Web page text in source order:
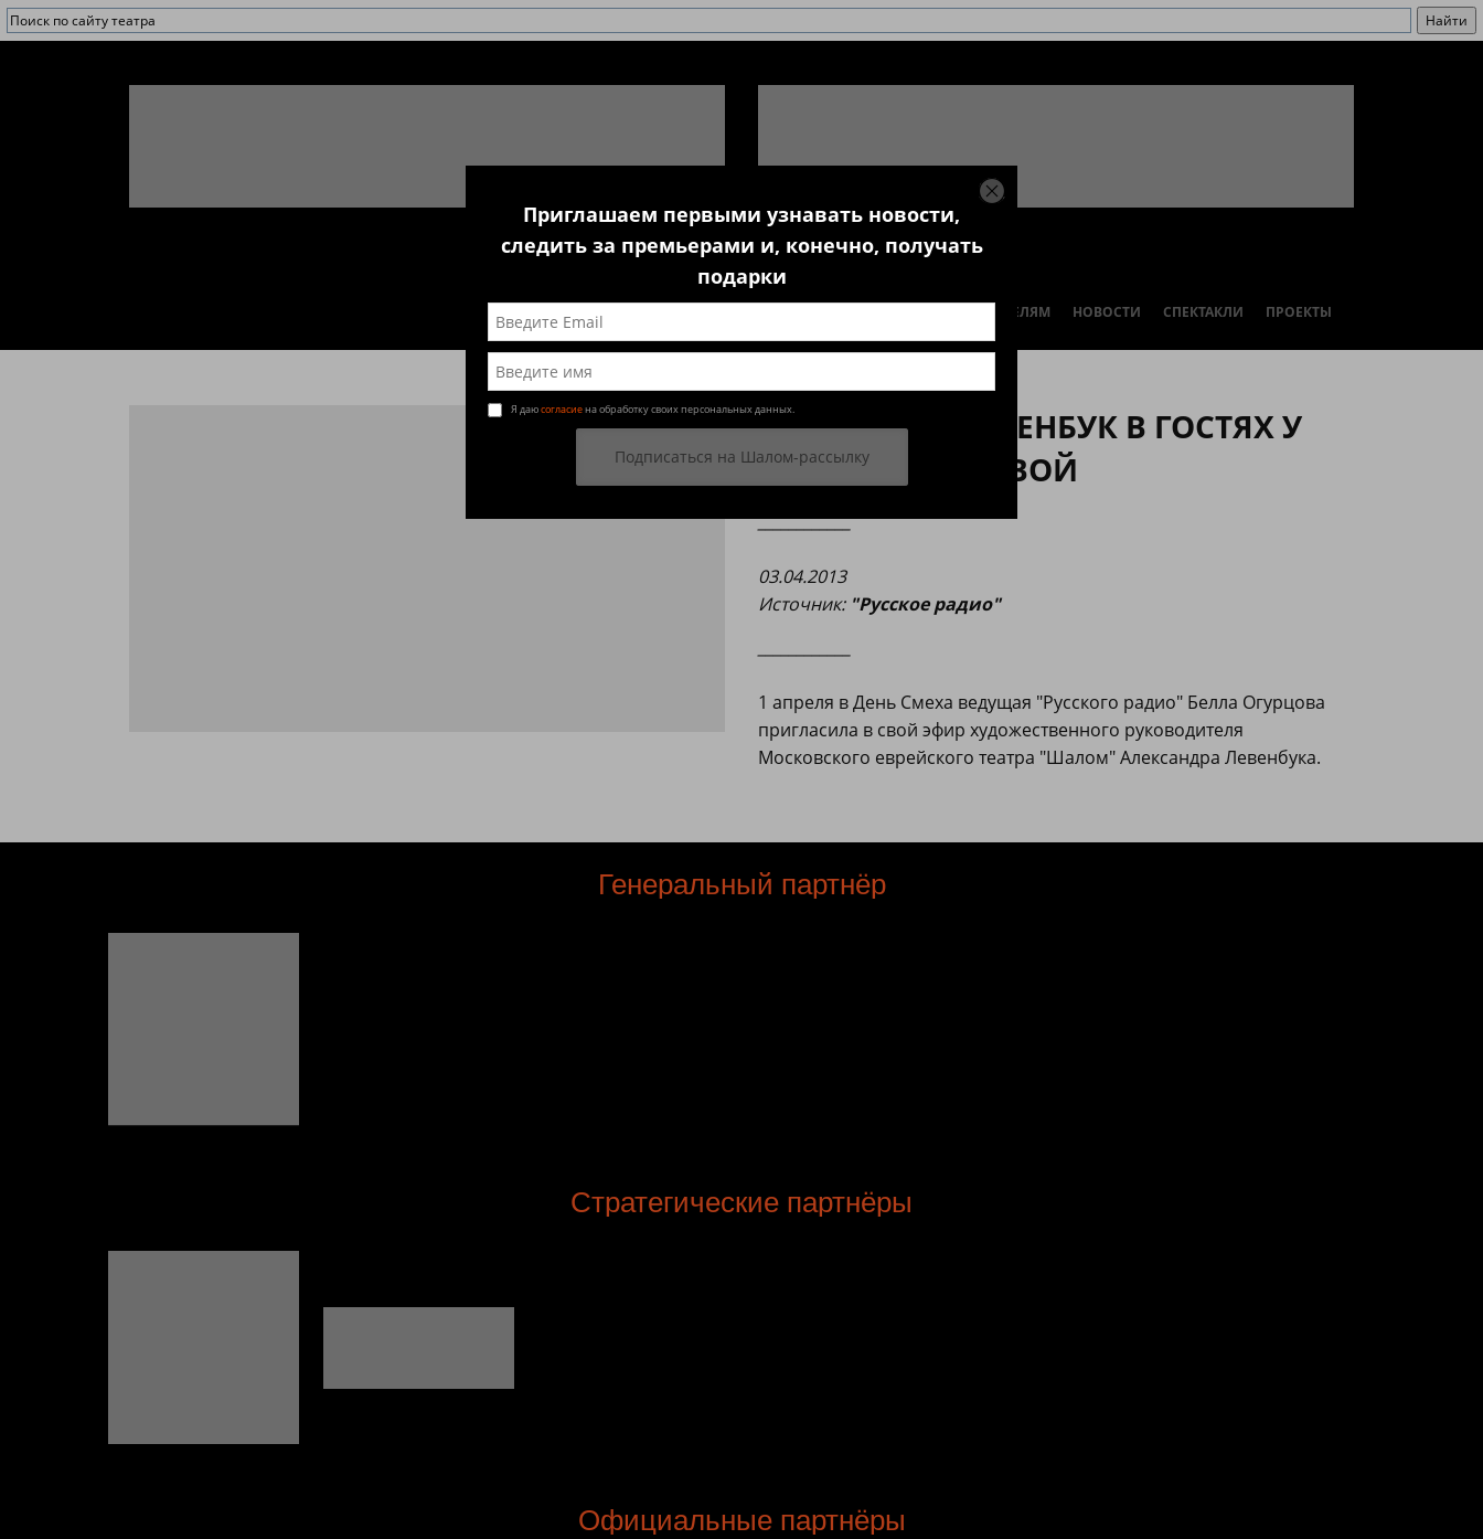
ЗРИТЕЛЯМ НОВОСТИ СПЕКТАКЛИ ПРОЕКТЫ
АЛЕКСАНДР ЛЕВЕНБУК В ГОСТЯХ У
БЕЛЛЫ ОГУРЦОВОЙ
____________
03.04.2013
Источник: "Русское радио"
1 апреля в День Смеха ведущая "Русского радио" Белла Огурцова
пригласила в свой эфир художественного руководителя
Московского еврейского театра "Шалом" Александра Левенбука.
Генеральный партнёр
Стратегические партнёры
Официальные партнёры
Приглашаем первыми узнавать новости,
следить за премьерами и, конечно, получать
подарки
Я даюсогласиена обработку своих персональных данных.